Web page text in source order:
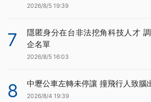
2026/8/5 19:39
7
隱匿身分在台非法挖角科技人才
企名單
2026/8/5 16:03
8 中壢公車左轉未停讓 撞飛行人致腦
2026/8/4 19:39